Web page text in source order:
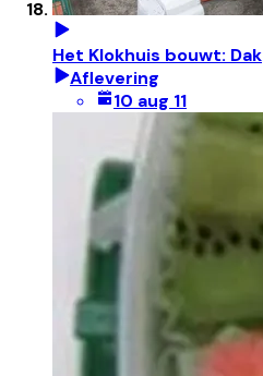
Het Klokhuis bouwt: Dak
Aflevering
10 aug 11